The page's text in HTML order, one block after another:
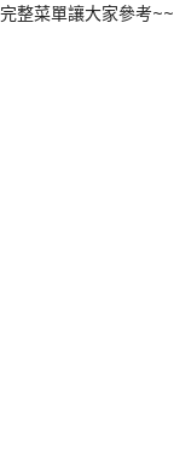
整菜單讓大家參考~~